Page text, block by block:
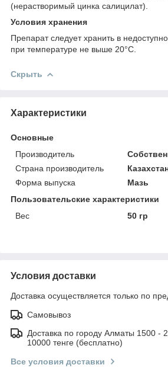
(нерастворимый цинка салицилат).
Условия хранения
Препарат следует хранить в
при температуре не выше 20°С.
Скрыть
Характеристики
Основные
Производитель
Страна производитель
Форма выпуска
Мазь
Пользовательские характеристики
Вес
50 гр
Условия доставки
Доставка осуществляется только по
Самовывоз
Доставка по городу Алматы 1500 -
10000 тенге (бесплатно)
Все условия доставки